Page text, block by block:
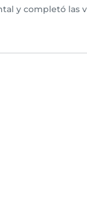
y completó las